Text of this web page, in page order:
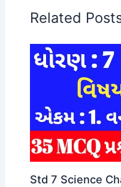
Related
Std 7 Science